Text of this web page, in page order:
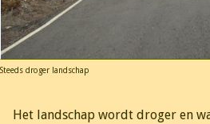
Steeds droger landschap
Het landschap wordt droger en